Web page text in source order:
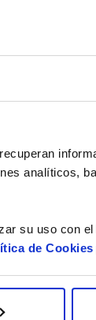
analíticos,
su uso con
de Cookies
de la última
rentabilidades
de
costes.